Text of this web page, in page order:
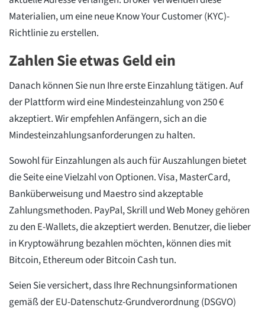
Materialien, um eine neue Know Your Customer (KYC)-
Richtlinie zu erstellen.
Zahlen Sie etwas Geld ein
Danach können Sie nun Ihre erste Einzahlung tätigen. Auf
der Plattform wird eine Mindesteinzahlung von 250 €
akzeptiert. Wir empfehlen Anfängern, sich an die
Mindesteinzahlungsanforderungen zu halten.
Sowohl für Einzahlungen als auch für Auszahlungen bietet
die Seite eine Vielzahl von Optionen. Visa, MasterCard,
Banküberweisung und Maestro sind akzeptable
Zahlungsmethoden. PayPal, Skrill und Web Money gehören
zu den E-Wallets, die akzeptiert werden. Benutzer, die lieber
in Kryptowährung bezahlen möchten, können dies mit
Bitcoin, Ethereum oder Bitcoin Cash tun.
Seien Sie versichert, dass Ihre Rechnungsinformationen
gemäß der EU-Datenschutz-Grundverordnung (DSGVO)